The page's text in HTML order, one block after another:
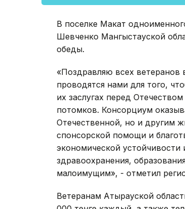
В поселке Макат
Шевченко Мангыстауской
обеды.
«Поздравляю всех ветеранов
проводятся нами для того,
их заслугах перед
потомков. Консорциум
Отечественной, но и другим
спонсорской помощи и
экономической
здравоохранения,
малоимущим», - отметил
Ветеранам Атырауской